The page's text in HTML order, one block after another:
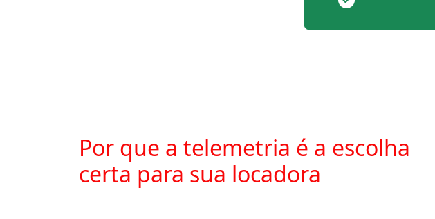
Por que a telemetria é a escolha
certa para sua locadora